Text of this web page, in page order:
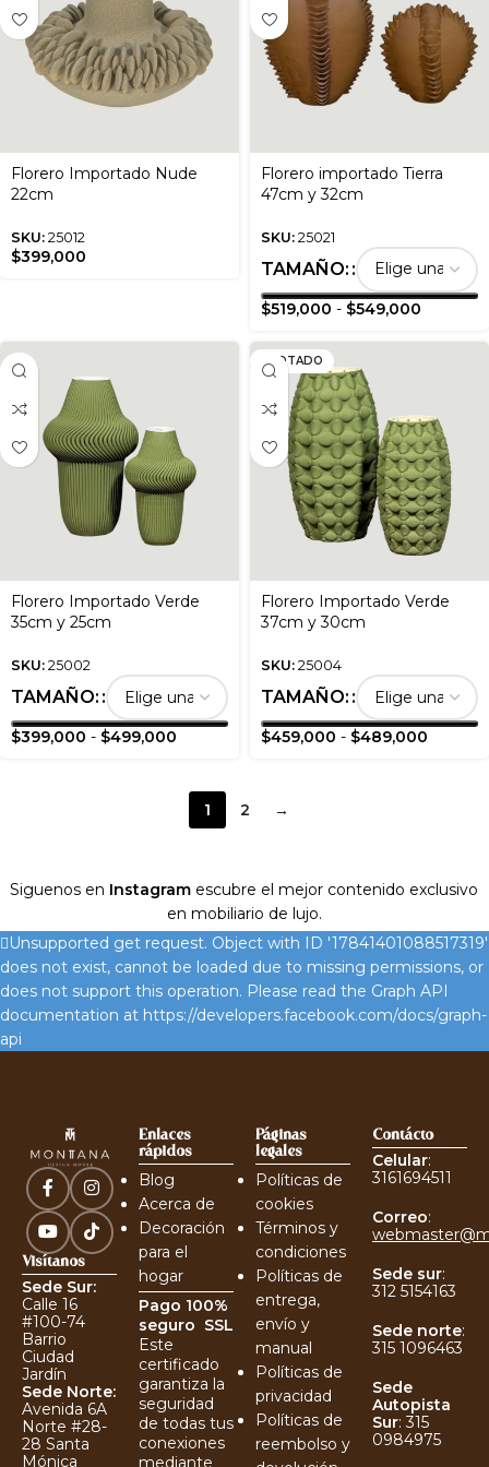
Florero Importado Nude
22cm
SKU: 25012
$399,000
Florero importado Tierra
47cm y 32cm
SKU: 25021
TAMAÑO:
$519,000 - $549,000
Florero Importado Verde
35cm y 25cm
SKU: 25002
TAMAÑO:
$399,000 - $499,000
AGOTADO
Florero Importado Verde
37cm y 30cm
SKU: 25004
TAMAÑO:
$459,000 - $489,000
1 2 →
Siguenos en Instagram escubre el mejor contenido exclusivo
en mobiliario de lujo.
Unsupported get request. Object with ID '17841401088517319'
does not exist, cannot be loaded due to missing permissions, or
does not support this operation. Please read the Graph API
documentation at https://developers.facebook.com/docs/graph-
api
Visítanos
Sede Sur:
Calle 16
#100-74
Barrio
Ciudad
Jardín
Sede Norte:
Avenida 6A
Norte #28-
28 Santa
Mónica
Enlaces
rápidos
Blog
Acerca de
Decoración
para el
hogar
Pago 100%
seguro SSL
Este
certificado
garantiza la
seguridad
de todas tus
conexiones
mediante
Páginas
legales
Políticas de
cookies
Términos y
condiciones
Políticas de
entrega,
envío y
manual
Políticas de
privacidad
Políticas de
reembolso y
Contácto
Celular:
3161694511
Correo:
Sede sur:
312 5154163
Sede norte:
315 1096463
Sede
Autopista
Sur:315
0984975